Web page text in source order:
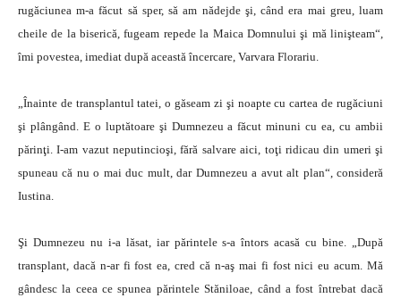
rugăciunea m-a făcut să sper, să am nădejde şi, când era mai greu, luam
cheile de la biserică, fugeam repede la Maica Domnului şi mă linişteam“,
îmi povestea, imediat după această încercare, Varvara Florariu.
„Înainte de transplantul tatei, o găseam zi şi noapte cu cartea de rugăciuni
şi plângând. E o luptătoare şi Dumnezeu a făcut minuni cu ea, cu ambii
părinţi. I-am vazut neputincioşi, fără salvare aici, toţi ridicau din umeri şi
spuneau că nu o mai duc mult, dar Dumnezeu a avut alt plan“, consideră
Iustina.
Şi Dumnezeu nu i-a lăsat, iar părintele s-a întors acasă cu bine. „După
transplant, dacă n-ar fi fost ea, cred că n-aş mai fi fost nici eu acum. Mă
gândesc la ceea ce spunea părintele Stăniloae, când a fost întrebat dacă